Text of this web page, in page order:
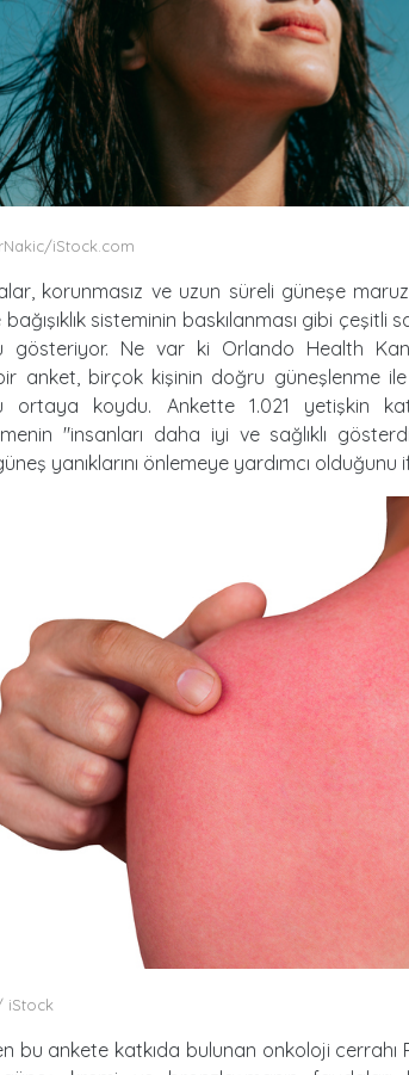
iStock.com
korunmasız ve uzun süreli güneşe
bağışıklık sisteminin baskılanması gibi çeşitli
gösteriyor. Ne var ki Orlando Health
anket, birçok kişinin doğru güneşlenme
ortaya koydu. Ankette 1.021 yetişkin
"insanları daha iyi ve sağlıklı
yanıklarını önlemeye yardımcı olduğunu
iStock
bu ankete katkıda bulunan onkoloji cerrahı